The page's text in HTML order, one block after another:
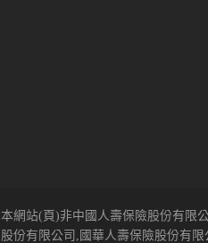
本網站(頁)非中國人壽保險股份有限
股份有限公司,國華人壽保險股份有